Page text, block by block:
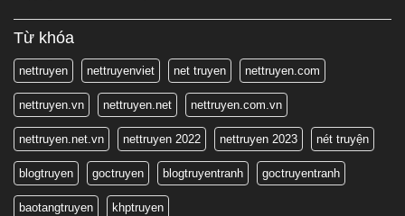
Từ khóa
nettruyen nettruyenviet net truyen nettruyen.com
nettruyen.vn nettruyen.net nettruyen.com.vn
nettruyen.net.vn nettruyen 2022 nettruyen 2023 nét truyện
blogtruyen goctruyen blogtruyentranh goctruyentranh
baotangtruyen khptruyen